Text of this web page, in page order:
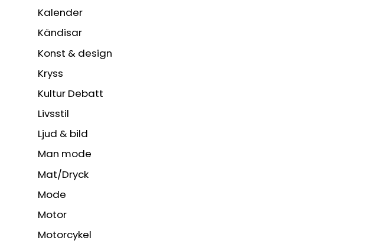
Kalender
Kändisar
Konst & design
Kryss
Kultur Debatt
Livsstil
Ljud & bild
Man mode
Mat/Dryck
Mode
Motor
Motorcykel